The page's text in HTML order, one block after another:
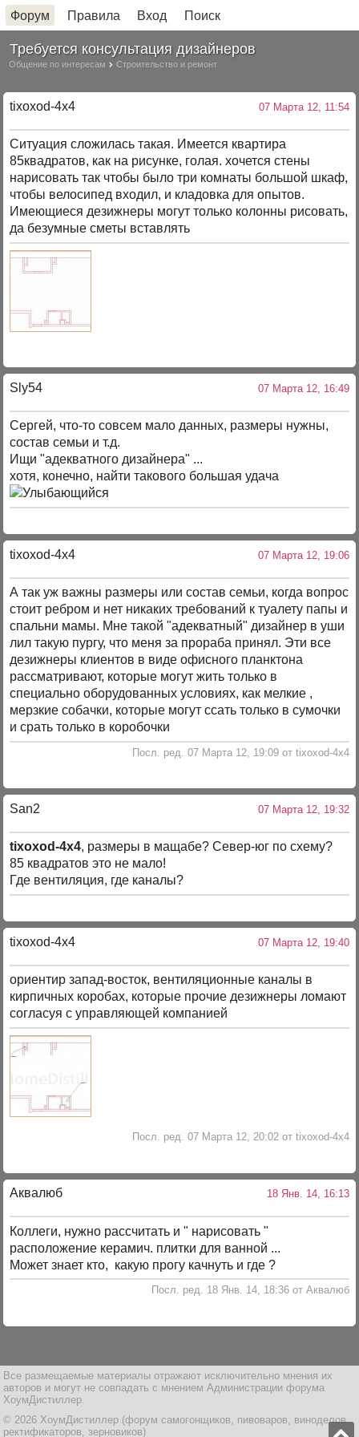
Форум Правила Вход Поиск
Требуется консультация дизайнеров
Общение по интересам Строительство и ремонт
tixoxod-4x4 07 Марта 12, 11:54
Ситуация сложилась такая. Имеется квартира
85квадратов, как на рисунке, голая. хочется стены
нарисовать так чтобы было три комнаты большой шкаф,
чтобы велосипед входил, и кладовка для опытов.
Имеющиеся дезижнеры могут только колонны рисовать,
да безумные сметы вставлять
Sly54 07 Марта 12, 16:49
Сергей, что-то совсем мало данных, размеры нужны,
состав семьи и т.д.
Ищи "адекватного дизайнера" ...
хотя, конечно, найти такового большая удача
tixoxod-4x4 07 Марта 12, 19:06
А так уж важны размеры или состав семьи, когда вопрос
стоит ребром и нет никаких требований к туалету папы и
спальни мамы. Мне такой "адекватный" дизайнер в уши
лил такую пургу, что меня за прораба принял. Эти все
дезижнеры клиентов в виде офисного планктона
рассматривают, которые могут жить только в
специально оборудованных условиях, как мелкие ,
мерзкие собачки, которые могут ссать только в сумочки
и срать только в коробочки
Посл. ред. 07 Марта 12, 19:09 от tixoxod-4x4
San2 07 Марта 12, 19:32
tixoxod-4x4, размеры в мащабе? Север-юг по схему?
85 квадратов это не мало!
Где вентиляция, где каналы?
tixoxod-4x4 07 Марта 12, 19:40
ориентир запад-восток, вентиляционные каналы в
кирпичных коробах, которые прочие дезижнеры ломают
согласуя с управляющей компанией
Посл. ред. 07 Марта 12, 20:02 от tixoxod-4x4
Аквалюб 18 Янв. 14, 16:13
Коллеги, нужно рассчитать и " нарисовать "
расположение керамич. плитки для ванной ...
Может знает кто, какую прогу качнуть и где ?
Посл. ред. 18 Янв. 14, 18:36 от Аквалюб
Все размещаемые материалы отражают исключительно мнения их
авторов и могут не совпадать с мнением Администрации форума
ХоумДистиллер.
© 2026 ХоумДистиллер (форум самогонщиков, пивоваров, виноделов,
ректификаторов, зерновиков)